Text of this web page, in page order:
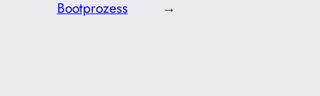
Bootprozess
→